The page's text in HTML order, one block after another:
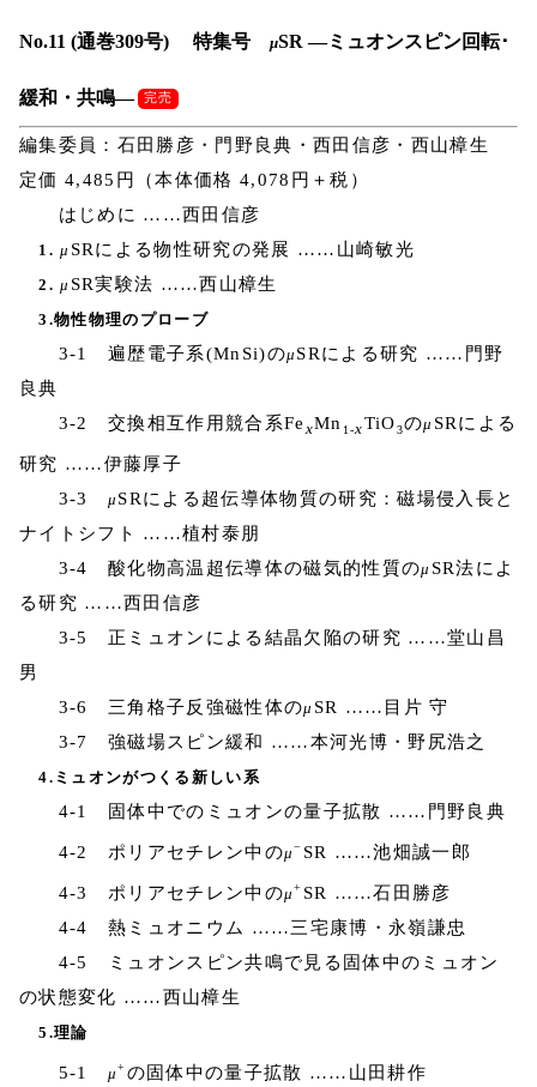
No.11 (通巻309号) 特集号 μSR ―ミュオンスピン回転･
緩和・共鳴― 完売
編集委員：石田勝彦・門野良典・西田信彦・西山樟生
定価 4,485円（本体価格 4,078円＋税）
はじめに ……西田信彦
1. μ SRによる物性研究の発展 ……山崎敏光
2. μ SR実験法 ……西山樟生
3.物性物理のプローブ
3-1 遍歴電子系(MnSi)のμ SRによる研究 ……門野
良典
3-2 交換相互作用競合系Fe xMn 1-xTiO3のμ SRによる
研究 ……伊藤厚子
3-3 μ SRによる超伝導体物質の研究：磁場侵入長と
ナイトシフト ……植村泰朋
3-4 酸化物高温超伝導体の磁気的性質のμ SR法によ
る研究 ……西田信彦
3-5 正ミュオンによる結晶欠陥の研究 ……堂山昌
男
3-6 三角格子反強磁性体のμ SR ……目片 守
3-7 強磁場スピン緩和 ……本河光博・野尻浩之
4.ミュオンがつくる新しい系
4-1 固体中でのミュオンの量子拡散 ……門野良典
4-2 ポリアセチレン中のμ− SR ……池畑誠一郎
4-3 ポリアセチレン中のμ+ SR ……石田勝彦
4-4 熱ミュオニウム ……三宅康博・永嶺謙忠
4-5 ミュオンスピン共鳴で見る固体中のミュオン
の状態変化 ……西山樟生
5.理論
5-1 μ+ の固体中の量子拡散 ……山田耕作